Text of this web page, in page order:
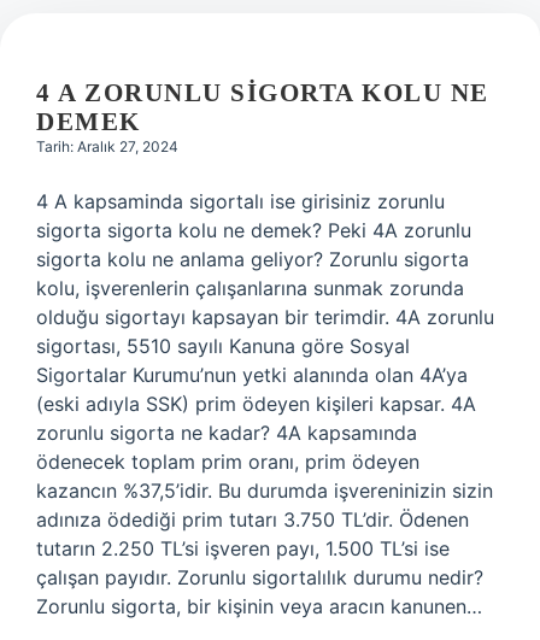
4 A ZORUNLU SIGORTA KOLU NE
DEMEK
Tarih: Aralık 27, 2024
4 A kapsaminda sigortalı ise girisiniz zorunlu
sigorta sigorta kolu ne demek? Peki 4A zorunlu
sigorta kolu ne anlama geliyor? Zorunlu sigorta
kolu, işverenlerin çalışanlarına sunmak zorunda
olduğu sigortayı kapsayan bir terimdir. 4A zorunlu
sigortası, 5510 sayılı Kanuna göre Sosyal
Sigortalar Kurumu’nun yetki alanında olan 4A’ya
(eski adıyla SSK) prim ödeyen kişileri kapsar. 4A
zorunlu sigorta ne kadar? 4A kapsamında
ödenecek toplam prim oranı, prim ödeyen
kazancın %37,5’idir. Bu durumda işvereninizin sizin
adınıza ödediği prim tutarı 3.750 TL’dir. Ödenen
tutarın 2.250 TL’si işveren payı, 1.500 TL’si ise
çalışan payıdır. Zorunlu sigortalılık durumu nedir?
Zorunlu sigorta, bir kişinin veya aracın kanunen…